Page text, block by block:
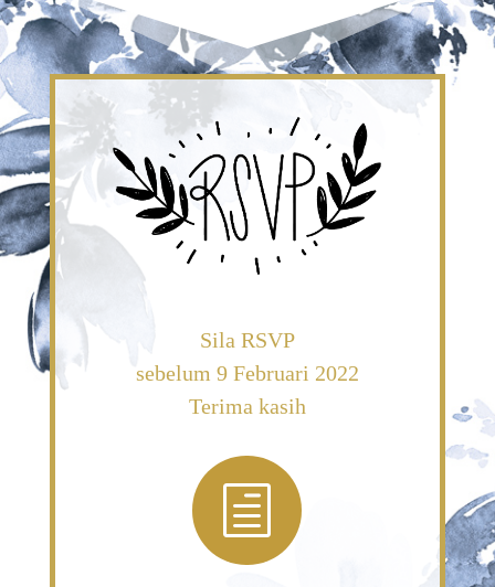
Sila RSVP
sebelum 9 Februari 2022
Terima kasih
h